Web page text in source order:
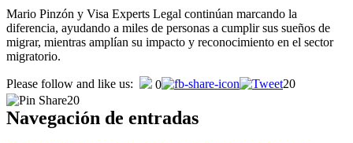
Mario Pinzón y Visa Experts Legal continúan marcando la
diferencia, ayudando a miles de personas a cumplir sus sueños de
migrar, mientras amplían su impacto y reconocimiento en el sector
migratorio.
Please follow and like us: 0
20
20
Navegación de entradas